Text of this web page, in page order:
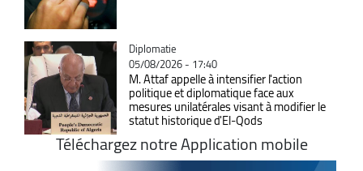
Catégorie
Diplomatie
05/08/2026 - 17:40
M. Attaf appelle à intensifier l'action
politique et diplomatique face aux
mesures unilatérales visant à modifier le
statut historique d'El-Qods
Téléchargez notre Application mobile